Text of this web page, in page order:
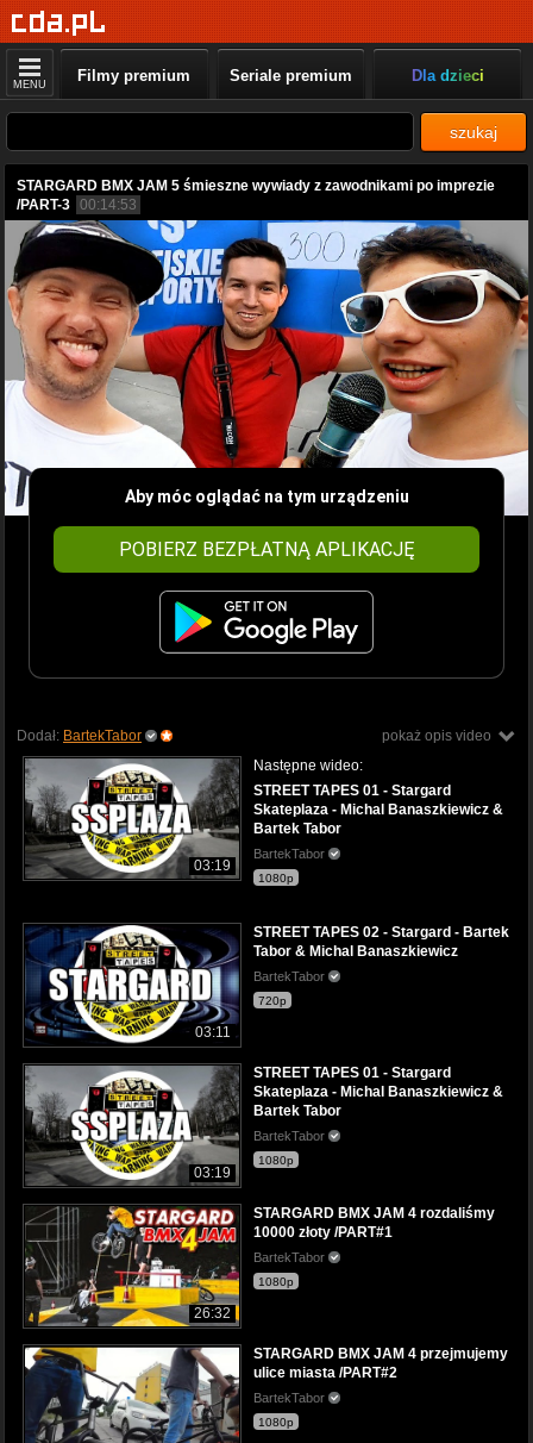
MENU Filmy premium Seriale premium Dla dzieci
szukaj
STARGARD BMX JAM 5 śmieszne wywiady z zawodnikami po imprezie
/PART-3 00:14:53
Aby móc oglądać na tym urządzeniu
POBIERZ BEZPŁATNĄ APLIKACJĘ
pokaż opis video
Dodał: BartekTabor
03:19
Następne wideo:
STREET TAPES 01 - Stargard
Skateplaza - Michal Banaszkiewicz &
Bartek Tabor
BartekTabor
1080p
03:11
STREET TAPES 02 - Stargard - Bartek
Tabor & Michal Banaszkiewicz
BartekTabor
720p
03:19
STREET TAPES 01 - Stargard
Skateplaza - Michal Banaszkiewicz &
Bartek Tabor
BartekTabor
1080p
26:32
STARGARD BMX JAM 4 rozdaliśmy
10000 złoty /PART#1
BartekTabor
1080p
STARGARD BMX JAM 4 przejmujemy
ulice miasta /PART#2
BartekTabor
1080p